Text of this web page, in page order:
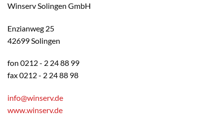
Winserv Solingen GmbH
Enzianweg 25
42699 Solingen
fon 0212 - 2 24 88 99
fax 0212 - 2 24 88 98
info@winserv.de
www.winserv.de